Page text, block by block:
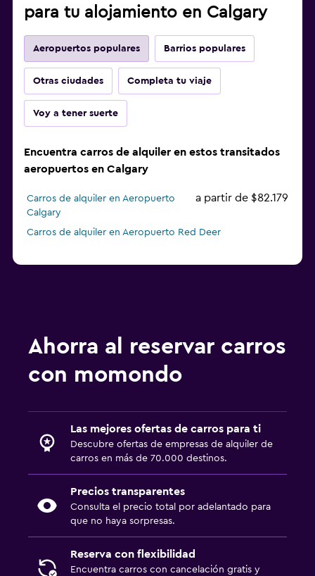
para tu alojamiento en Calgary
Aeropuertos populares Barrios populares
Otras ciudades Completa tu viaje
Voy a tener suerte
Encuentra carros de alquiler en estos transitados
aeropuertos en Calgary
Carros de alquiler en Aeropuerto
Calgary
a partir de $82.179
Carros de alquiler en Aeropuerto Red Deer
Ahorra al reservar carros
con momondo
Las mejores ofertas de carros para ti
Descubre ofertas de empresas de alquiler de
carros en más de 70.000 destinos.
Precios transparentes
Consulta el precio total por adelantado para
que no haya sorpresas.
Reserva con flexibilidad
Encuentra carros con cancelación gratis y